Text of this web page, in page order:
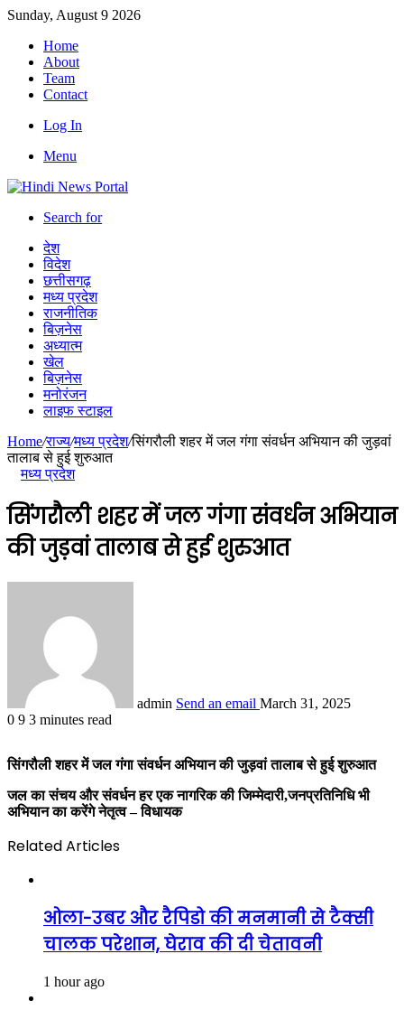
Sunday, August 9 2026
Home
About
Team
Contact
Log In
Menu
Search for
देश
विदेश
छत्तीसगढ़
मध्य प्रदेश
राजनीतिक
बिज़नेस
अध्यात्म
खेल
बिज़नेस
मनोरंजन
लाइफ स्टाइल
Home/राज्य/मध्य प्रदेश/सिंगरौली शहर में जल गंगा संवर्धन अभियान की जुड़वां
तालाब से हुई शुरुआत
मध्य प्रदेश
सिंगरौली शहर में जल गंगा संवर्धन अभियान
की जुड़वां तालाब से हुई शुरुआत
admin Send an email March 31, 2025
0 9 3 minutes read
सिंगरौली शहर में जल गंगा संवर्धन अभियान की जुड़वां तालाब से हुई शुरुआत
जल का संचय और संवर्धन हर एक नागरिक की जिम्मेदारी,जनप्रतिनिधि भी
अभियान का करेंगे नेतृत्व – विधायक
Related Articles
ओला-उबर और रैपिडो की मनमानी से टैक्सी
चालक परेशान, घेराव की दी चेतावनी
1 hour ago